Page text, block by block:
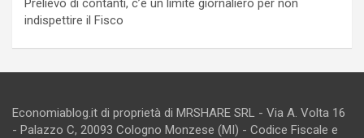
indispettire il Fisco
Economiablog.it di proprietà di MRSHARE SRL - Via A. Volta 16
- Palazzo C, 20093 Cologno Monzese (MI) - Codice Fiscale e